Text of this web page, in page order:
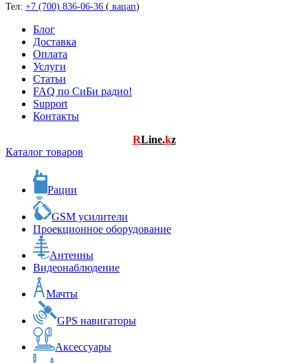
Тел: +7 (700) 836-06-36 ( вацап)
Блог
Доставка
Оплата
Услуги
Статьи
FAQ по СиБи радио!
Support
Контакты
RLine.kz
Каталог товаров
Рации
GSM усилители
Проекционное оборудование
Антенны
Видеонаблюдение
Мачты
GPS навигаторы
Аксессуары